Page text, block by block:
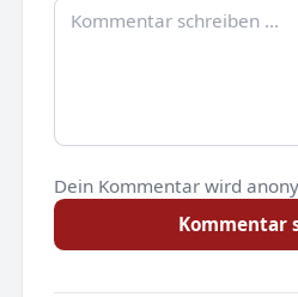
Dein Kommentar wird
Kommentar